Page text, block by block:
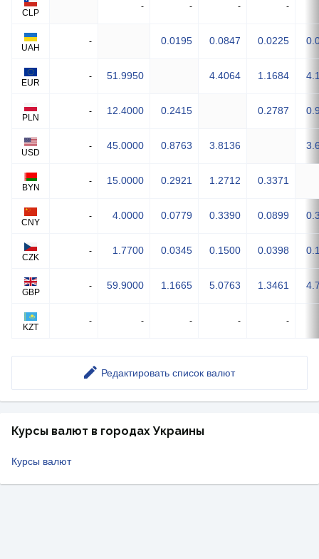
CLP
- - - -
UAH
- 0.0195 0.0847 0.0225
EUR
- 51.9950 4.4064 1.1684
PLN
- 12.4000 0.2415 0.2787
USD
- 45.0000 0.8763 3.8136
BYN
- 15.0000 0.2921 1.2712 0.3371
CNY
- 4.0000 0.0779 0.3390 0.0899
CZK
- 1.7700 0.0345 0.1500 0.0398
GBP
- 59.9000 1.1665 5.0763 1.3461
KZT
- - - - -
Редактировать список валют
Курсы валют в городах Украины
Курсы валют